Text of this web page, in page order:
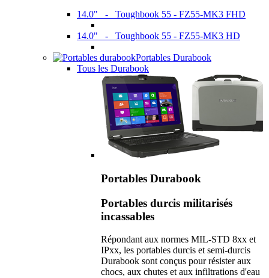
14.0" - Toughbook 55 - FZ55-MK3 FHD
14.0" - Toughbook 55 - FZ55-MK3 HD
Portables Durabook
Tous les Durabook
Portables Durabook
Portables durcis militarisés
incassables
Répondant aux normes MIL-STD 8xx et
IPxx, les portables durcis et semi-durcis
Durabook sont conçus pour résister aux
chocs, aux chutes et aux infiltrations d'eau